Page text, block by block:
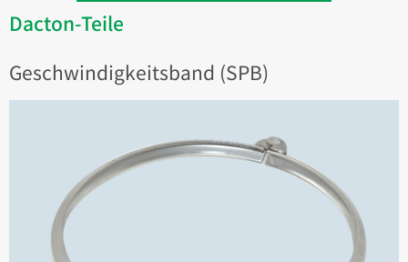
Dacton-Teile
Geschwindigkeitsband (SPB)